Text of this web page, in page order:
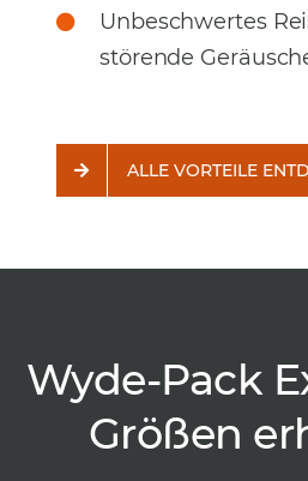
Unbeschwertes
störende
ALLE VORTEILE
Wyde-Pack
Größen